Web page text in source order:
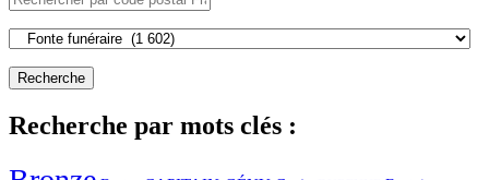
Recherche par mots clés :